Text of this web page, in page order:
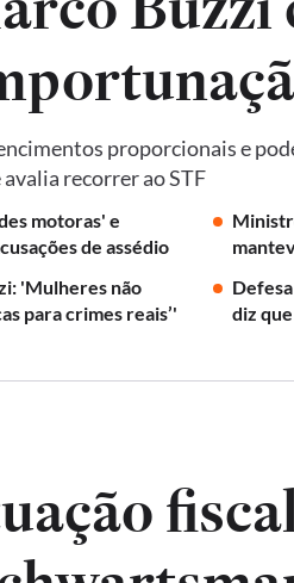
proporcionais e
recorrer ao STF
motoras' e
de assédio
'Mulheres não
para crimes reais’'
diz